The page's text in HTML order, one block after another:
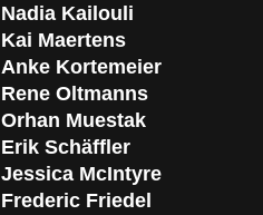
Nadia Kailouli
Kai Maertens
Anke Kortemeier
Rene Oltmanns
Orhan Muestak
Erik Schäffler
Jessica McIntyre
Frederic Friedel